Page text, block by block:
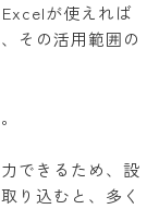
が使えれば
その活用範囲の
できるため、設
り込むと、多く